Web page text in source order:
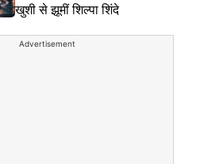
खुशी से झूमीं शिल्पा शिंदे
Advertisement